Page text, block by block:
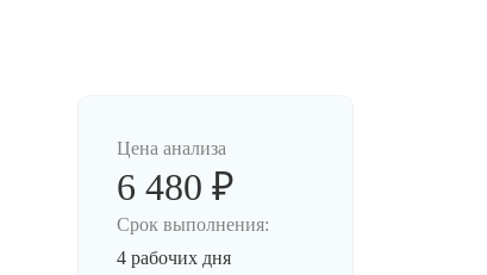
Цена анализа
6 480 ₽
Срок выполнения:
4 рабочих дня